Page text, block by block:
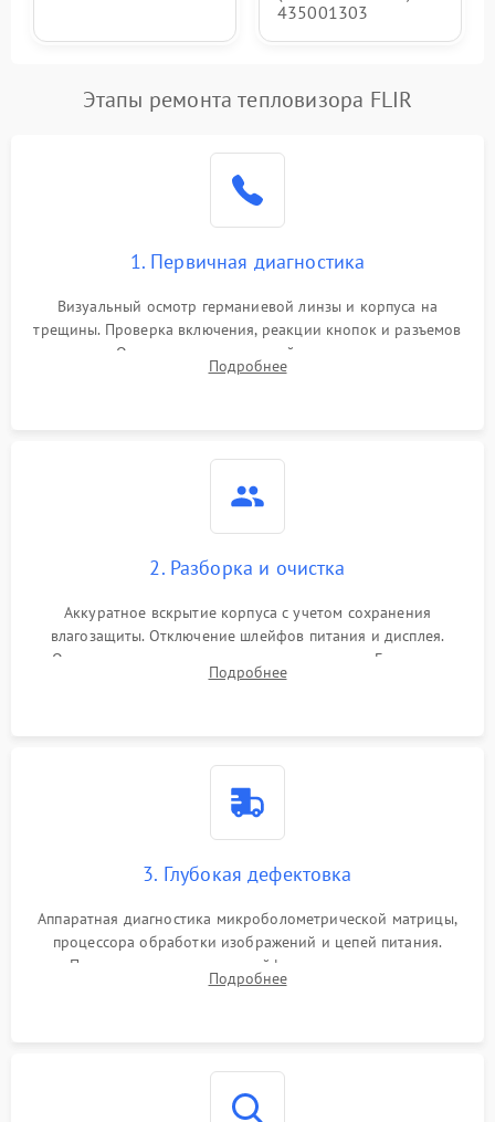
435001303
Этапы ремонта тепловизора FLIR
1. Первичная диагностика
Визуальный осмотр германиевой линзы и корпуса на
трещины. Проверка включения, реакции кнопок и разъемов
зарядки. Оценка вывода тепловой сигнатуры на экран,
проверка базовых функций и считывание системных
Подробнее
2. Разборка и очистка
Аккуратное вскрытие корпуса с учетом сохранения
влагозащиты. Отключение шлейфов питания и дисплея.
Очистка внутренних плат от окислов и пыли. Бережная
обработка германиевого объектива специализированными
Подробнее
3. Глубокая дефектовка
Аппаратная диагностика микроболометрической матрицы,
процессора обработки изображений и цепей питания.
Проверка целостности шлейфов, модуля памяти и
интерфейсов связи. Выявление сгоревших SMD-компонентов
Подробнее